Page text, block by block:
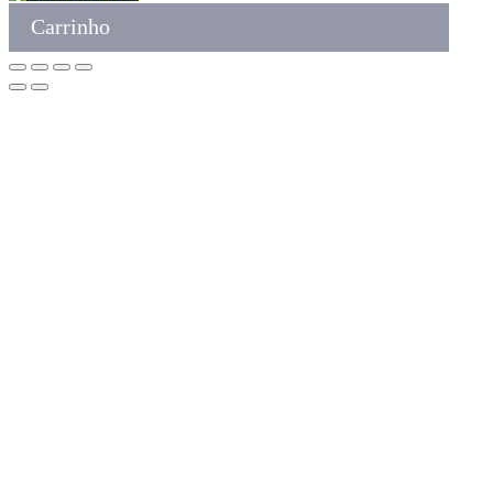
Carrinho